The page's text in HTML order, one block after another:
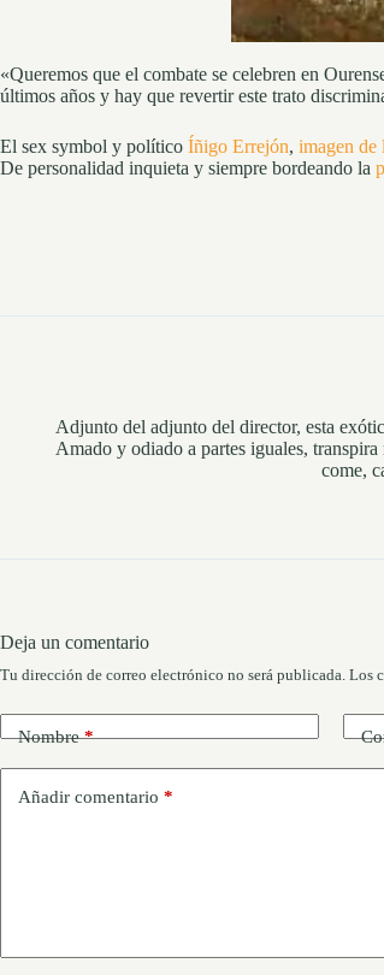
«Queremos que el combate se celebren en
últimos años y hay que revertir este trato
El sex symbol y político Íñigo Errejón, imagen de
De personalidad inquieta y siempre bordeando la
Adjunto del adjunto del director, esta
Amado y odiado a partes iguales,
come,
Deja un comentario
Tu dirección de correo electrónico no será publicada. Los
Nombre*
Añadir comentario *